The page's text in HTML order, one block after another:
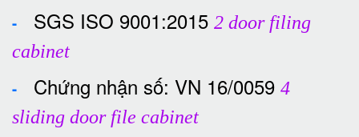
- SGS ISO 9001:2015 2 door filing
cabinet
- Chứng nhận số: VN 16/0059 4
sliding door file cabinet